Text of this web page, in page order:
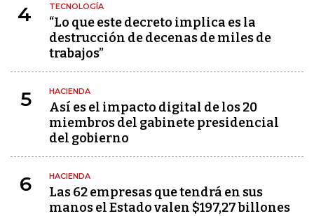
4 TECNOLOGÍA
“Lo que este decreto implica es la
destrucción de decenas de miles de
trabajos”
5 HACIENDA
Así es el impacto digital de los 20
miembros del gabinete presidencial
del gobierno
6 HACIENDA
Las 62 empresas que tendrá en sus
manos el Estado valen $197,27 billones